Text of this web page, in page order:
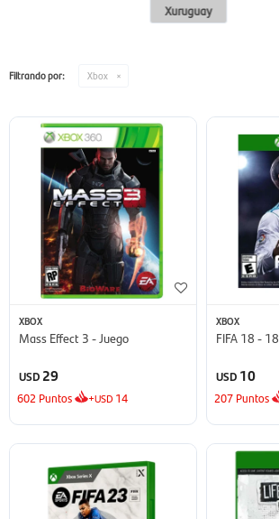
Xuruguay
Filtrando por: Xbox
XBOX
Mass Effect 3 - Juego
USD29
602 Puntos +USD 14
XBOX
FIFA 18 - 18
USD 10
207 Puntos